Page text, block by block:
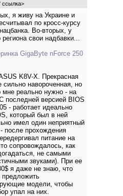
ссылка>
я живу на Украине и
по кросс-курсу
Во-вторых, у
региона свои надбавки...
GigaByte nForce 250
K8V-X. Прекрасная
сильно навороченная, но
мне реально нужно - на
последней версией BIOS
- работает идеально
который был в ней
имел один неприятный
после прохождения
питание на
сопровождалось, как
не самыми
звуками). При ее
я даже не знаю, что
модели, чтобы
упал на них.